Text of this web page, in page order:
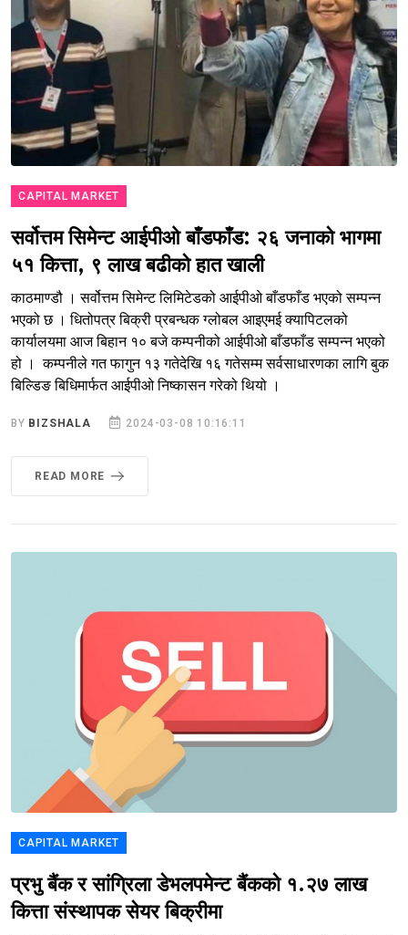
CAPITAL MARKET
सर्वोत्तम सिमेन्ट आईपीओ बाँडफाँड: २६ जनाको भागमा
५१ कित्ता, ९ लाख बढीको हात खाली
काठमाण्डौ । सर्वोत्तम सिमेन्ट लिमिटेडको आईपीओ बाँडफाँड भएको सम्पन्न
भएको छ । धितोपत्र बिक्री प्रबन्धक ग्लोबल आइएमई क्यापिटलको
कार्यालयमा आज बिहान १० बजे कम्पनीको आईपीओ बाँडफाँड सम्पन्न भएको
हो । कम्पनीले गत फागुन १३ गतेदेखि १६ गतेसम्म सर्वसाधारणका लागि बुक
बिल्डिङ बिधिमार्फत आईपीओ निष्कासन गरेको थियो ।
BY BIZSHALA 2024-03-08 10:16:11
READ MORE
CAPITAL MARKET
प्रभु बैंक र सांग्रिला डेभलपमेन्ट बैंकको १.२७ लाख
कित्ता संस्थापक सेयर बिक्रीमा